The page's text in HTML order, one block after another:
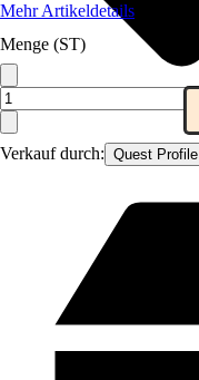
Verkauf durch: Quest Profile
Mehr Artikeldetails
Menge (ST)